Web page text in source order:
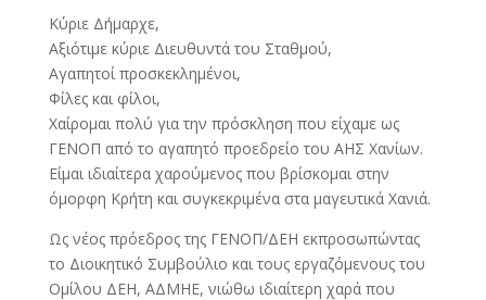
Κύριε Δήμαρχε,
Αξιότιμε κύριε Διευθυντά του Σταθμού,
Αγαπητοί προσκεκλημένοι,
Φίλες και φίλοι,
Χαίρομαι πολύ για την πρόσκληση που είχαμε ως
ΓΕΝΟΠ από το αγαπητό προεδρείο του ΑΗΣ Χανίων.
Είμαι ιδιαίτερα χαρούμενος που βρίσκομαι στην
όμορφη Κρήτη και συγκεκριμένα στα μαγευτικά Χανιά.
Ως νέος πρόεδρος της ΓΕΝΟΠ/ΔΕΗ εκπροσωπώντας
το Διοικητικό Συμβούλιο και τους εργαζόμενους του
Ομίλου ΔΕΗ, ΑΔΜΗΕ, νιώθω ιδιαίτερη χαρά που